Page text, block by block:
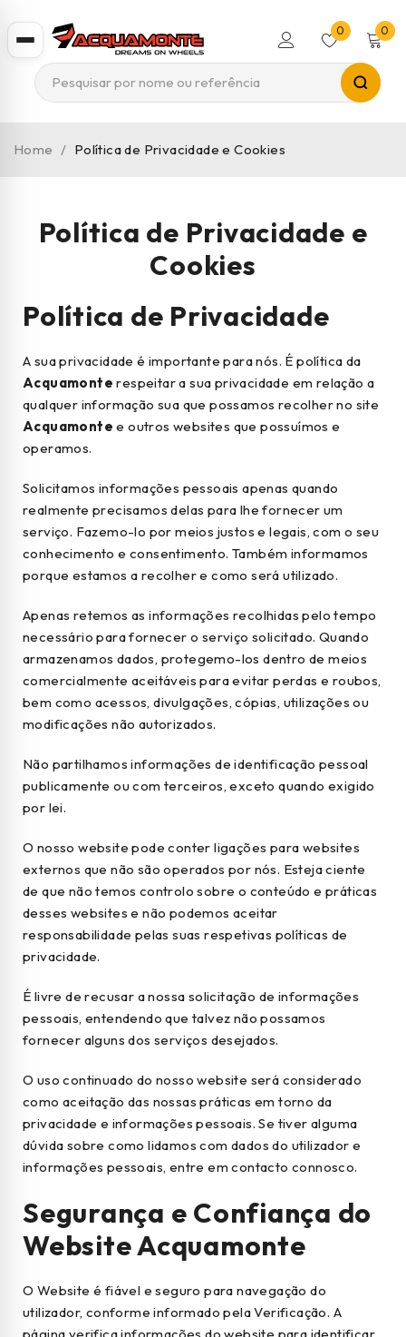
0 0
Política de Privacidade e
Cookies
Home / Política de Privacidade e Cookies
Política de Privacidade
A sua privacidade é importante para nós. É política da
Acquamonte respeitar a sua privacidade em relação a
qualquer informação sua que possamos recolher no site
Acquamonte e outros websites que possuímos e
operamos.
Solicitamos informações pessoais apenas quando
realmente precisamos delas para lhe fornecer um
serviço. Fazemo-lo por meios justos e legais, com o seu
conhecimento e consentimento. Também informamos
porque estamos a recolher e como será utilizado.
Apenas retemos as informações recolhidas pelo tempo
necessário para fornecer o serviço solicitado. Quando
armazenamos dados, protegemo-los dentro de meios
comercialmente aceitáveis para evitar perdas e roubos,
bem como acessos, divulgações, cópias, utilizações ou
modificações não autorizados.
Não partilhamos informações de identificação pessoal
publicamente ou com terceiros, exceto quando exigido
por lei.
O nosso website pode conter ligações para websites
externos que não são operados por nós. Esteja ciente
de que não temos controlo sobre o conteúdo e práticas
desses websites e não podemos aceitar
responsabilidade pelas suas respetivas políticas de
privacidade.
É livre de recusar a nossa solicitação de informações
pessoais, entendendo que talvez não possamos
fornecer alguns dos serviços desejados.
O uso continuado do nosso website será considerado
como aceitação das nossas práticas em torno da
privacidade e informações pessoais. Se tiver alguma
dúvida sobre como lidamos com dados do utilizador e
informações pessoais, entre em contacto connosco.
Segurança e Confiança do
Website Acquamonte
O Website é fiável e seguro para navegação do
utilizador, conforme informado pela Verificação. A